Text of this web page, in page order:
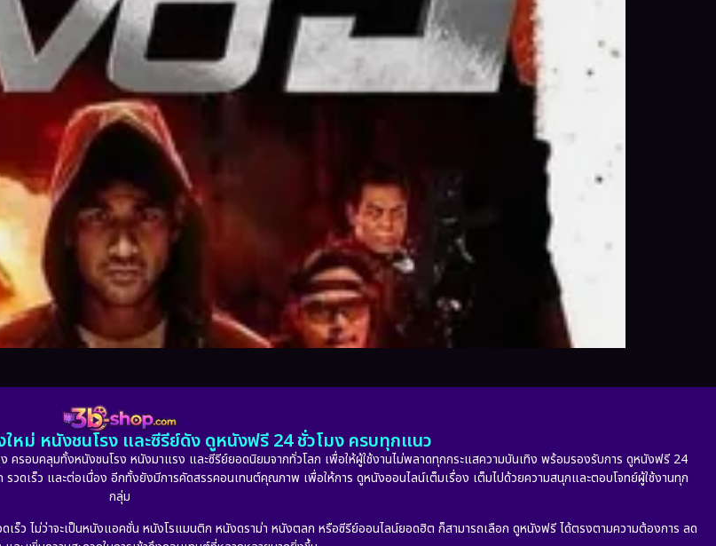
หม่ หนังชนโรง และซีรีย์ดัง ดูหนังฟรี 24 ชั่วโมง ครบทุกแนว
รอบคลุมทั้งหนังชนโรง หนังมาแรง และซีรีย์ยอดนิยมจากทั่วโลก เพื่อให้ผู้ใช้งานไม่พลาดทุกกระแสความบันเทิง พร้อมรองรับการ ดูหนังฟรี 24
รวดเร็ว และต่อเนื่อง อีกทั้งยังมีการคัดสรรคอนเทนต์คุณภาพ เพื่อให้การ ดูหนังออนไลน์เต็มเรื่อง เต็มไปด้วยความสนุกและตอบโจทย์ผู้ใช้งานทุก
กลุ่ม
ร็ว ไม่ว่าจะเป็นหนังแอคชั่น หนังโรแมนติก หนังดราม่า หนังตลก หรือซีรีย์ออนไลน์ยอดฮิต ก็สามารถเลือก ดูหนังฟรี ได้ตรงตามความต้องการ ลด